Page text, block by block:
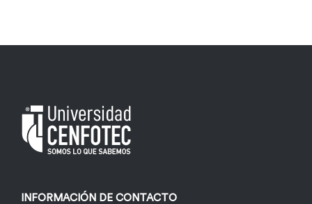
INFORMACIÓN DE CONTACTO